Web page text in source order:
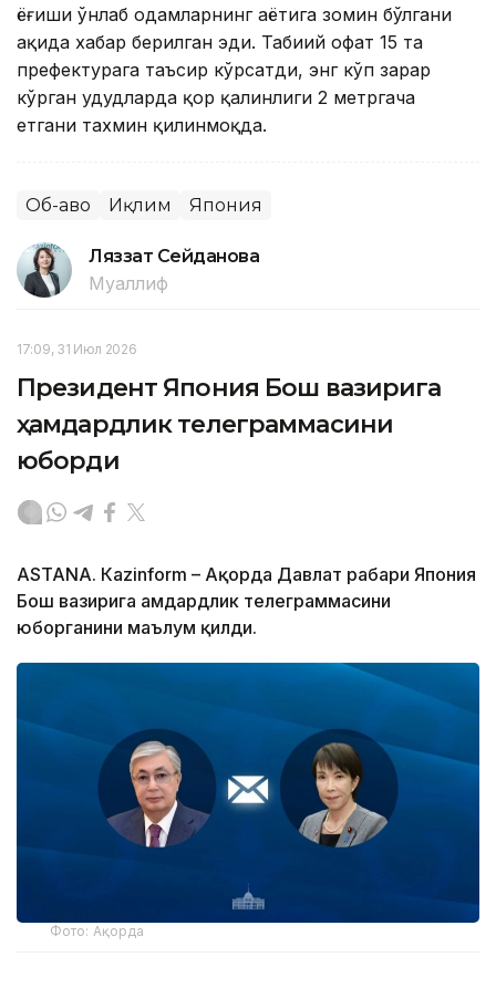
ёғиши ўнлаб одамларнинг ҳаётига зомин бўлгани
ҳақида хабар берилган эди. Табиий офат 15 та
префектурага таъсир кўрсатди, энг кўп зарар
кўрган ҳудудларда қор қалинлиги 2 метргача
етгани тахмин қилинмоқда.
Об-ҳаво Иқлим Япония
Ляззат Сейданова
Муаллиф
17:09, 31 Июл 2026
Президент Япония Бош вазирига
ҳамдардлик телеграммасини
юборди
ASTANА. Кazinform – Ақорда Давлат раҳбари Япония
Бош вазирига ҳамдардлик телеграммасини
юборганини маълум қилди.
Фото: Ақорда